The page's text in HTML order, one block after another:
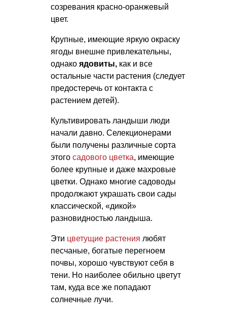
созревания красно-оранжевый
цвет.
Крупные, имеющие яркую окраску
ягоды внешне привлекательны,
однако ядовиты, как и все
остальные части растения (следует
предостеречь от контакта с
растением детей).
Культивировать ландыши люди
начали давно. Селекционерами
были получены различные сорта
этого садового цветка, имеющие
более крупные и даже махровые
цветки. Однако многие садоводы
продолжают украшать свои сады
классической, «дикой»
разновидностью ландыша.
Эти цветущие растения любят
песчаные, богатые перегноем
почвы, хорошо чувствуют себя в
тени. Но наиболее обильно цветут
там, куда все же попадают
солнечные лучи.